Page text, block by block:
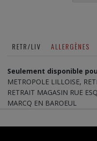
RETR/LIV ALLERGÈNES
Seulement disponible
METROPOLE LILLOISE,
RETRAIT MAGASIN RUE
MARCQ EN BAROEUL